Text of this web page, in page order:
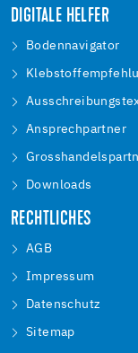
DIGITALE HELFER
Bodennavigator
Ansprechpartner
Downloads
RECHTLICHES
AGB
Impressum
Datenschutz
Sitemap